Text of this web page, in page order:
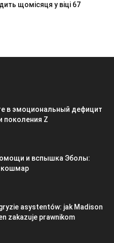
щомісяця у віці 67
в эмоциональный дефицит
поколения Z
и вспышка Эболы:
кошмар
asystentów: jak Madison
zakazuje prawnikom